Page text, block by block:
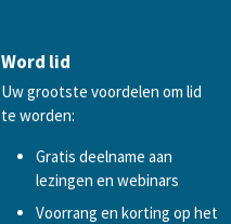
Word lid
Uw grootste voordelen om lid
te worden:
Gratis deelname aan
lezingen en webinars
Voorrang en korting op het